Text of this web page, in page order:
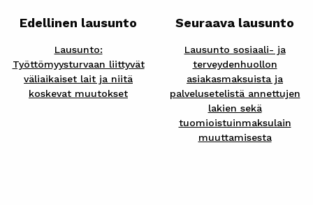
Edellinen lausunto
Lausunto:
Työttömyysturvaan liittyvät
väliaikaiset lait ja niitä
koskevat muutokset
Seuraava lausunto
Lausunto sosiaali- ja
terveydenhuollon
asiakasmaksuista ja
palvelusetelistä annettujen
lakien sekä
tuomioistuinmaksulain
muuttamisesta